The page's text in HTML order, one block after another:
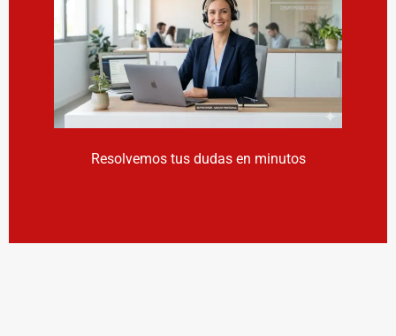
Resolvemos tus dudas en minutos